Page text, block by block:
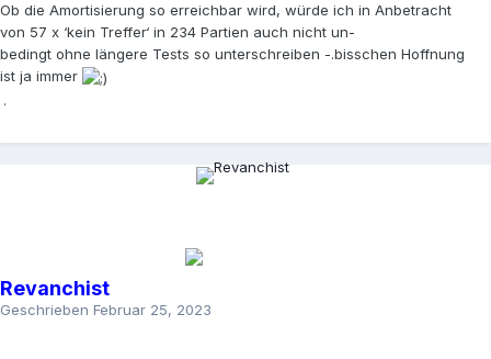
Ob die Amortisierung so erreichbar wird, würde ich in Anbetracht
von 57 x ‘kein Treffer‘ in 234 Partien auch nicht un-
bedingt ohne längere Tests so unterschreiben -.bisschen Hoffnung
ist ja immer
.
Revanchist
Geschrieben Februar 25, 2023